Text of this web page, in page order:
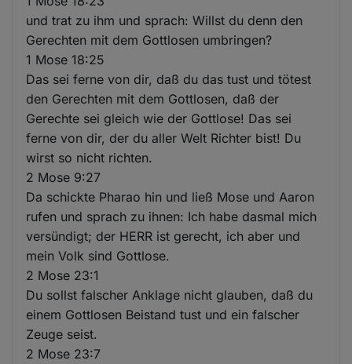
und trat zu ihm und sprach: Willst du denn den
Gerechten mit dem Gottlosen umbringen?
1 Mose 18:25
Das sei ferne von dir, daß du das tust und tötest
den Gerechten mit dem Gottlosen, daß der
Gerechte sei gleich wie der Gottlose! Das sei
ferne von dir, der du aller Welt Richter bist! Du
wirst so nicht richten.
2 Mose 9:27
Da schickte Pharao hin und ließ Mose und Aaron
rufen und sprach zu ihnen: Ich habe dasmal mich
versündigt; der HERR ist gerecht, ich aber und
mein Volk sind Gottlose.
2 Mose 23:1
Du sollst falscher Anklage nicht glauben, daß du
einem Gottlosen Beistand tust und ein falscher
Zeuge seist.
2 Mose 23:7